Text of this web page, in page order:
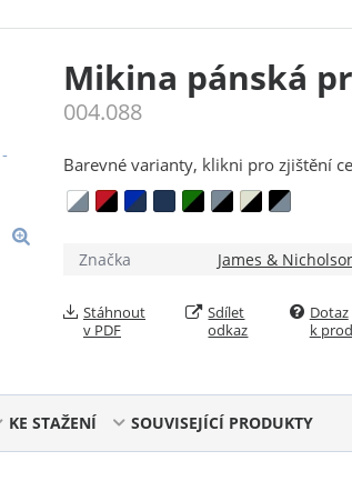
Mikina pánská
004.088
Barevné varianty, klikni pro zjištění
Značka James &
Stáhnout
v PDF
Sdílet
odkaz
Dotaz
k
KE STAŽENÍ SOUVISEJÍCÍ PRODUKTY